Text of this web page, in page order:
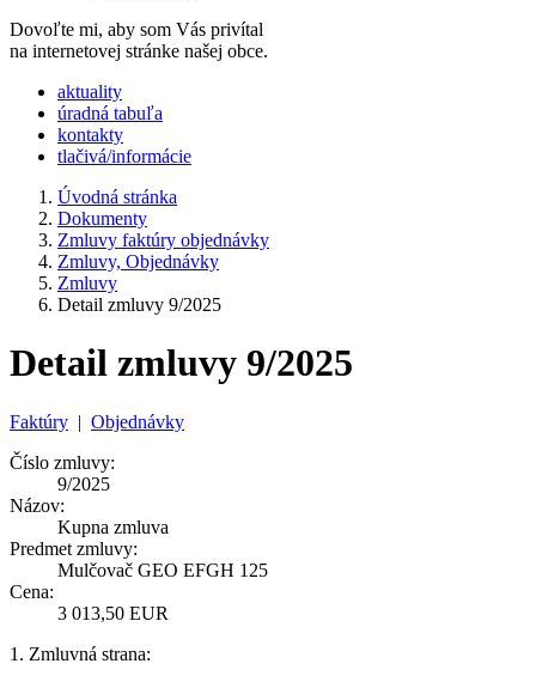
Dovoľte mi, aby som Vás privítal
na internetovej stránke našej obce.
​​aktuality
úradná tabuľa
kontakty
tlačivá/informácie
Úvodná stránka
Dokumenty
Zmluvy faktúry objednávky
Zmluvy, Objednávky
Zmluvy
Detail zmluvy 9/2025
Detail zmluvy 9/2025
Faktúry | Objednávky
Číslo zmluvy:
9/2025
Názov:
Kupna zmluva
Predmet zmluvy:
Mulčovač GEO EFGH 125
Cena:
3 013,50 EUR
1. Zmluvná strana: